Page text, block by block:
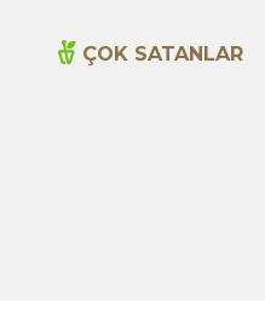
ÇOK SATANLAR